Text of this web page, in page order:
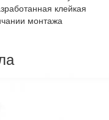
клейкая
монтажа